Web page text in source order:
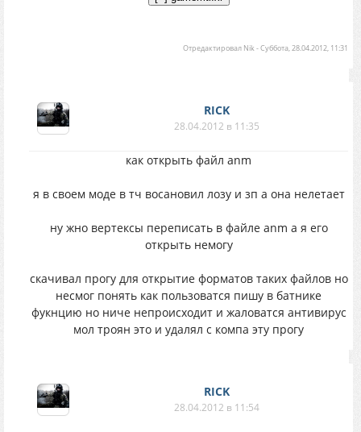
Отредактировал Nik-Суббота, 28.04.2012, 11:31
RICK
28.04.2012 в 11:35
как открыть файл anm
я в своем моде в тч восановил лозу и зп а она нелетает
ну жно вертексы переписать в файле anm а я его
открыть немогу
скачивал прогу для открытие форматов таких файлов но
несмог понять как пользоватся пишу в батнике
фукнцию но ниче непроисходит и жаловатся антивирус
мол троян это и удалял с компа эту прогу
RICK
28.04.2012 в 11:54